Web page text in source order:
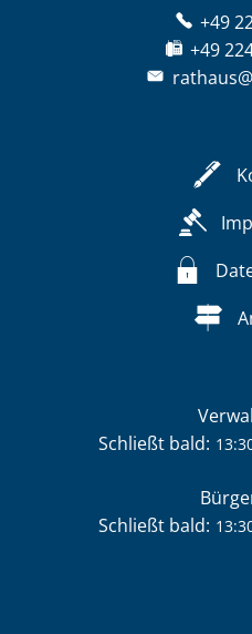
+49
+49
Klicken, um
Schließt bald:
Klicken, um
Schließt bald: